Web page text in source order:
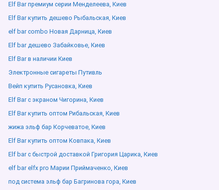
Elf Bar премиум серии Менделеева, Киев
Elf Bar купить дешево Рыбальская, Киев
elf bar combo Новая Дарница, Киев
Elf bar дешево Забайковье, Киев
Elf Bar в наличии Киев
Электронные сигареты Путивль
Вейп купить Русановка, Киев
Elf Bar с экраном Чигорина, Киев
Elf Bar купить оптом Рибальская, Киев
жижа эльф бар Корчеватое, Киев
Elf Bar купить оптом Ковпака, Киев
Elf bar с быстрой доставкой Григория Царика, Киев
elf bar elfx pro Марии Приймаченко, Киев
под система эльф бар Багринова гора, Киев